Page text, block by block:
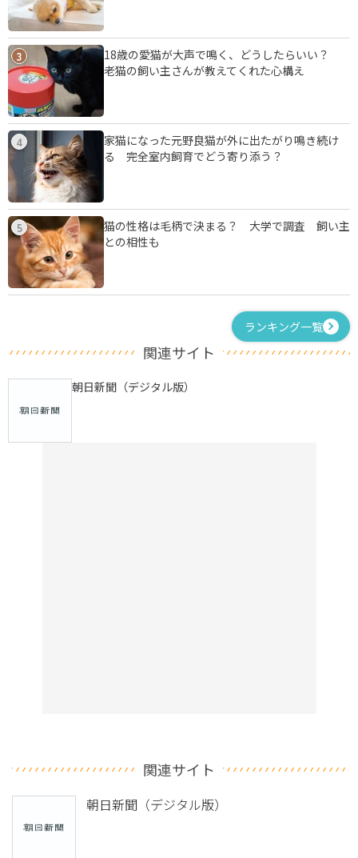
3
18歳の愛猫が大声で鳴く、どうしたらいい？
老猫の飼い主さんが教えてくれた心構え
4
家猫になった元野良猫が外に出たがり鳴き続け
る 完全室内飼育でどう寄り添う？
5
猫の性格は毛柄で決まる？ 大学で調査 飼い主
との相性も
ランキング一覧
関連サイト
朝日新聞（デジタル版）
関連サイト
朝日新聞（デジタル版）